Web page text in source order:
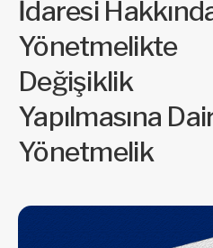
İdaresi
Yönetmelikte
Değişiklik
Yapılmasına
Yönetmelik